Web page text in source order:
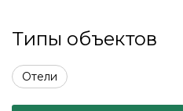
Типы объектов
Отели